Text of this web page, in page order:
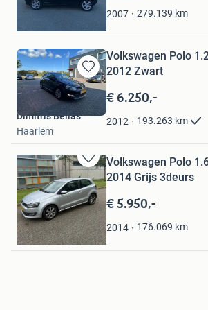
2007 279.139 km
Elianne
Bewaren
in
Mijn
Favorieten
Volkswagen Polo
2012 Zwart
€ 6.250,-
2012 193.263 km
Dimitris Bellas
Haarlem
Bewaren
in
Mijn
Favorieten
Volkswagen Polo
2014 Grijs 3deurs
€ 5.950,-
2014 176.069 km
LVS
Nieuw-Vennep